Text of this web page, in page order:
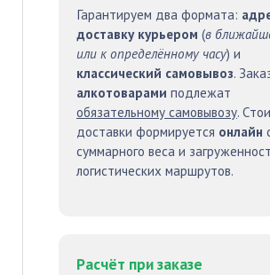
Гарантируем два формата:
доставку курьером (в
или к определённому часу) и
классический самовывоз.
алкотоварами подлежат
обязательному самовывозу.
доставки формируется онлайн
суммарного веса и
логистических маршрутов.
Расчёт при заказе